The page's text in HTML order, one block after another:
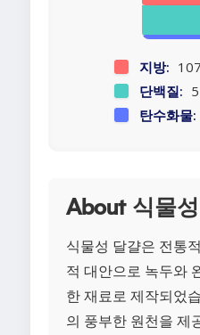
지방:
단백질:
탄수화물:
About 식물
식물성 달걀은 전통
적 대안으로 녹두와
한 재료로 제작되었
의 풍부한 원천을 제